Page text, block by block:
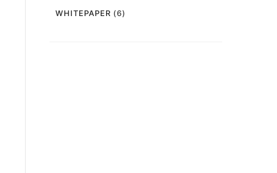
WHITEPAPER (6)